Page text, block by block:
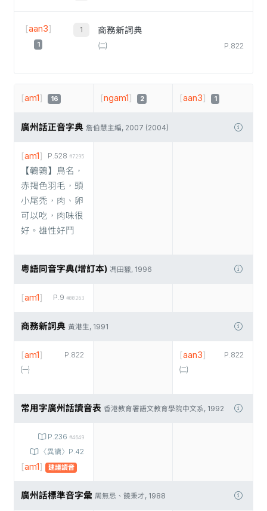
[aan3]
1
商務新詞典
㈡
P.822
[am1] 16 [ngam1] 2 [aan3] 1
廣州話正音字典 詹伯慧主編, 2007 (2004)
P.528 #7295
[am1]
【鵪鶉】鳥名，
赤羯色羽毛，頭
小尾禿，肉、卵
可以吃，肉味很
好。雄性好鬥
粵語同音字典(增訂本) 馮田獵, 1996
P.9 #00263
[am1]
商務新詞典 黃港生, 1991
P.822
[am1]
㈠
P.822
[aan3]
㈡
常用字廣州話讀音表 香港教育署語文教育學院中文系, 1992
P.236 #4649
〈異讀〉P.42
[am1] 建議讀音
廣州話標準音字彙 周無忌、饒秉才, 1988